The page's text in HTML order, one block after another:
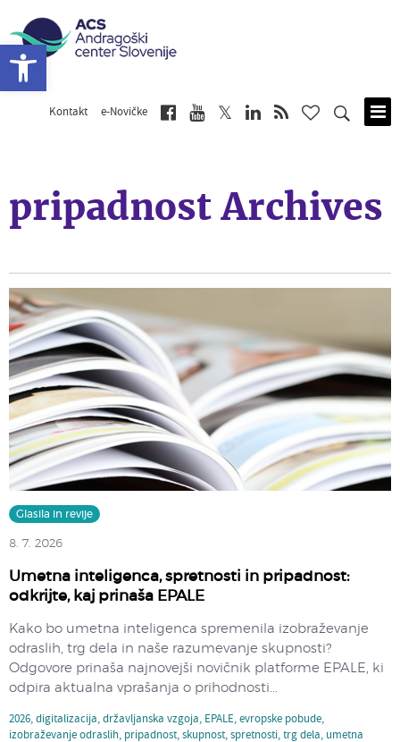
Kontakt e-Novičke
pripadnost Archives
Glasila in revije
8. 7. 2026
Umetna inteligenca, spretnosti in pripadnost:
odkrijte, kaj prinaša EPALE
Kako bo umetna inteligenca spremenila izobraževanje
odraslih, trg dela in naše razumevanje skupnosti?
Odgovore prinaša najnovejši novičnik platforme EPALE, ki
odpira aktualna vprašanja o prihodnosti...
2026,digitalizacija,državljanska vzgoja, EPALE,evropske pobude,
izobraževanje odraslih, pripadnost,skupnost,spretnosti,trg dela, umetna
Open toolbar